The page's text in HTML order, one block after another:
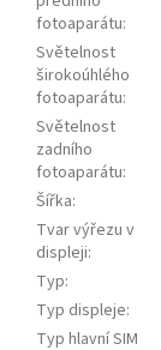
fotoaparátu:
Světelnost
širokoúhlého
fotoaparátu:
Světelnost
zadního
fotoaparátu:
Šířka:
Tvar výřezu v
displeji:
Typ:
Typ displeje:
Typ hlavní SIM